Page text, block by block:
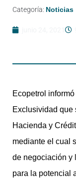
Categoría: Noticias
Ecopetrol
Exclusividad que
Hacienda y
mediante el cual
de negociación y
para la potencial